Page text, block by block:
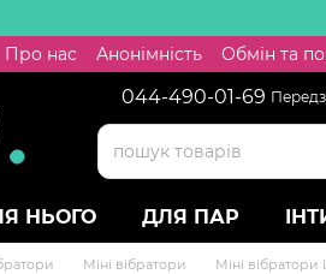
Про нас Анонімність Обмін та
044-490-01-69
НЬОГО ДЛЯ ПАР
Міні вібратори Міні вібратори